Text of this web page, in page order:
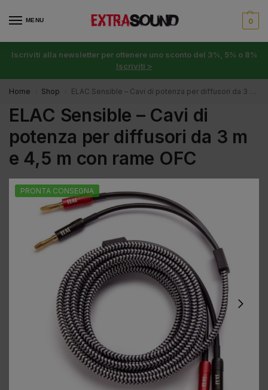
MENU 0
Iscriviti alla newsletter per ottenere uno sconto del 3%, 5% o 8%
Iscriviti >
Home Shop ELAC Sensible – Cavi di potenza per diffusori da 3 m e 4,5 m con rame OFC
ELAC Sensible – Cavi di
potenza per diffusori da 3 m
e 4,5 m con rame OFC
PRONTA CONSEGNA